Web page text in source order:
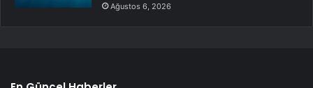
Ağustos 6, 2026